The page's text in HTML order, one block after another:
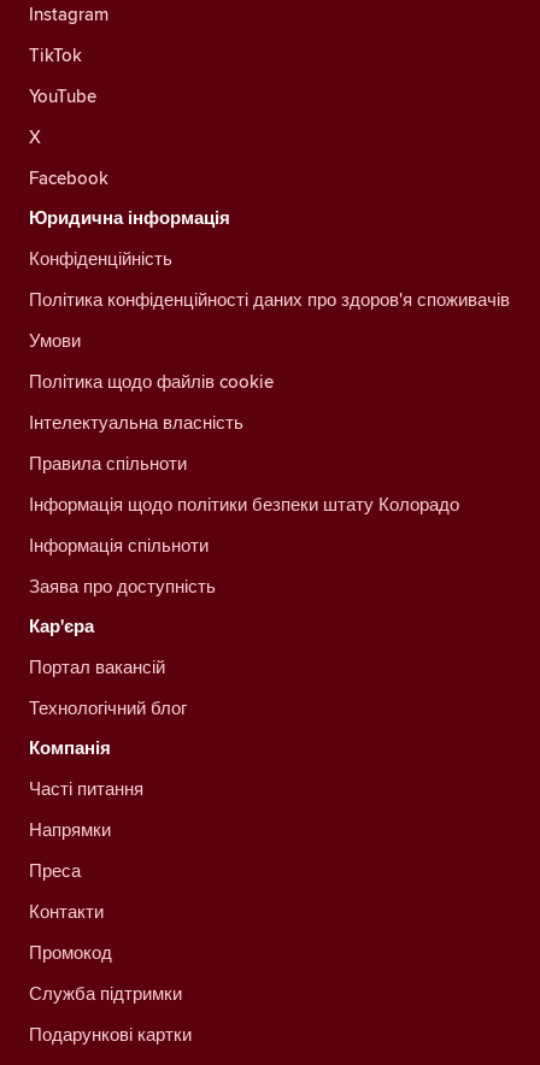
Instagram
TikTok
YouTube
X
Facebook
Юридична інформація
Конфіденційність
Політика конфіденційності даних про здоров'я споживачів
Умови
Політика щодо файлів cookie
Інтелектуальна власність
Правила спільноти
Інформація щодо політики безпеки штату Колорадо
Інформація спільноти
Заява про доступність
Кар'єра
Портал вакансій
Технологічний блог
Компанія
Часті питання
Напрямки
Преса
Контакти
Промокод
Служба підтримки
Подарункові картки